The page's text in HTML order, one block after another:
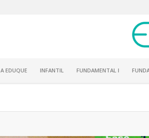
A EDUQUE INFANTIL FUNDAMENTAL I